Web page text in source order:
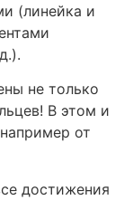
(линейка и
не только
В этом и
от
достижения